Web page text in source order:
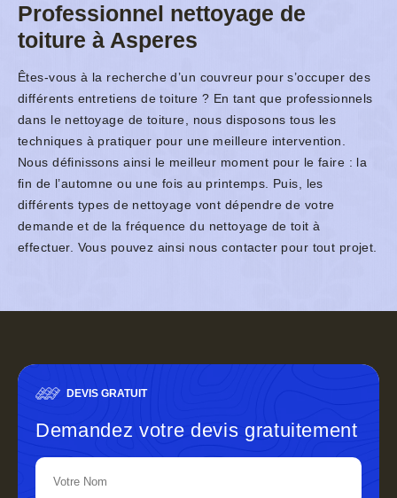
Professionnel nettoyage de
toiture à Asperes
Êtes-vous à la recherche d’un couvreur pour s’occuper des
différents entretiens de toiture ? En tant que professionnels
dans le nettoyage de toiture, nous disposons tous les
techniques à pratiquer pour une meilleure intervention.
Nous définissons ainsi le meilleur moment pour le faire : la
fin de l’automne ou une fois au printemps. Puis, les
différents types de nettoyage vont dépendre de votre
demande et de la fréquence du nettoyage de toit à
effectuer. Vous pouvez ainsi nous contacter pour tout projet.
DEVIS GRATUIT
Demandez votre devis gratuitement